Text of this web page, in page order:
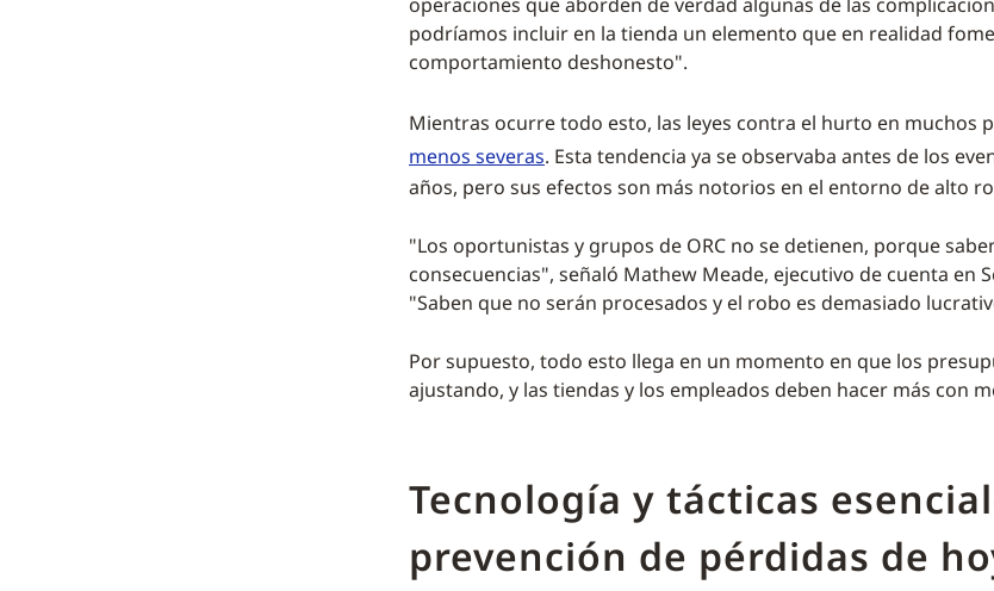
podríamos incluir en la tienda un elemento que en realidad
comportamiento deshonesto".
Mientras ocurre todo esto, las leyes contra el hurto en muchos
menos severas. Esta tendencia ya se observaba antes de los
años, pero sus efectos son más notorios en el entorno de alto
"Los oportunistas y grupos de ORC no se detienen, porque
consecuencias", señaló Mathew Meade, ejecutivo de cuenta en
"Saben que no serán procesados y el robo es demasiado
Por supuesto, todo esto llega en un momento en que los
ajustando, y las tiendas y los empleados deben hacer más con
Tecnología y tácticas
prevención de pérdidas de